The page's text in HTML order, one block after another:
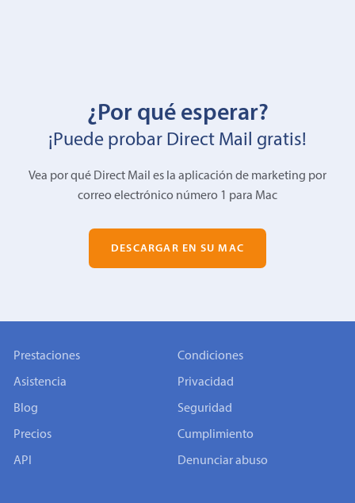
¿Por qué esperar?
¡Puede probar Direct Mail gratis!
Vea por qué Direct Mail es la aplicación de marketing por
correo electrónico número 1 para Mac
DESCARGAR EN SU MAC
Prestaciones
Asistencia
Blog
Precios
API
Condiciones
Privacidad
Seguridad
Cumplimiento
Denunciar abuso